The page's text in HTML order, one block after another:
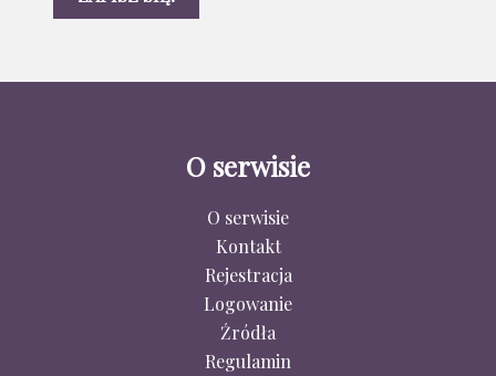
O serwisie
O serwisie
Kontakt
Rejestracja
Logowanie
Źródła
Regulamin